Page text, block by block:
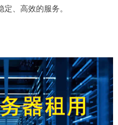
、高效的服务。